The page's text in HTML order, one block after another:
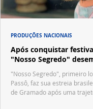
Após conquistar
"Nosso Segredo"
"Nosso Segredo", primeiro
Passô, faz sua estreia
de Gramado após uma
PRODUÇÕES NACIONAIS